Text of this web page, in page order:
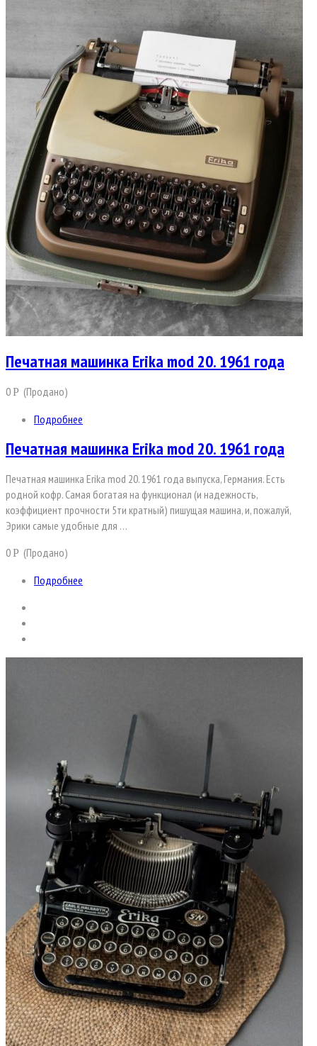
Печатная машинка Erika mod 20. 1961 года
0Р (Продано)
Подробнее
Печатная машинка Erika mod 20. 1961 года
Печатная машинка Erika mod 20. 1961 года выпуска, Германия. Есть
родной кофр. Самая богатая на функционал (и надежность,
коэффициент прочности 5ти кратный) пишущая машина, и, пожалуй,
Эрики самые удобные для …
0Р (Продано)
Подробнее